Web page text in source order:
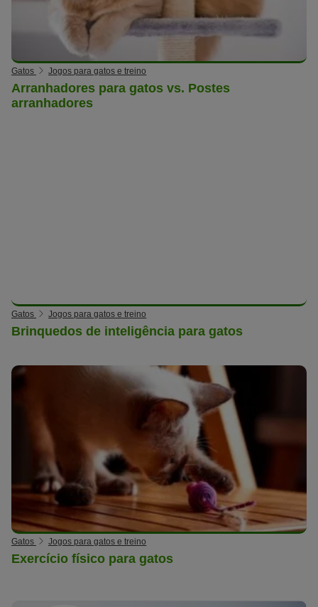
Gatos Jogos para gatos e treino
Arranhadores para gatos vs. Postes
arranhadores
Gatos Jogos para gatos e treino
Brinquedos de inteligência para gatos
Gatos Jogos para gatos e treino
Exercício físico para gatos